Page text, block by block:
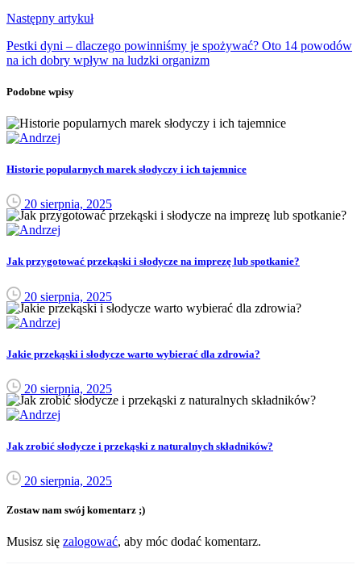
Następny artykuł
Pestki dyni – dlaczego powinniśmy je spożywać? Oto 14 powodów
na ich dobry wpływ na ludzki organizm
Podobne wpisy
Historie popularnych marek słodyczy i ich tajemnice
20 sierpnia, 2025
Jak przygotować przekąski i słodycze na imprezę lub spotkanie?
20 sierpnia, 2025
Jakie przekąski i słodycze warto wybierać dla zdrowia?
20 sierpnia, 2025
Jak zrobić słodycze i przekąski z naturalnych składników?
20 sierpnia, 2025
Zostaw nam swój komentarz ;)
Musisz się zalogować, aby móc dodać komentarz.